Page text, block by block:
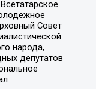
Совет
народа,
депутатов